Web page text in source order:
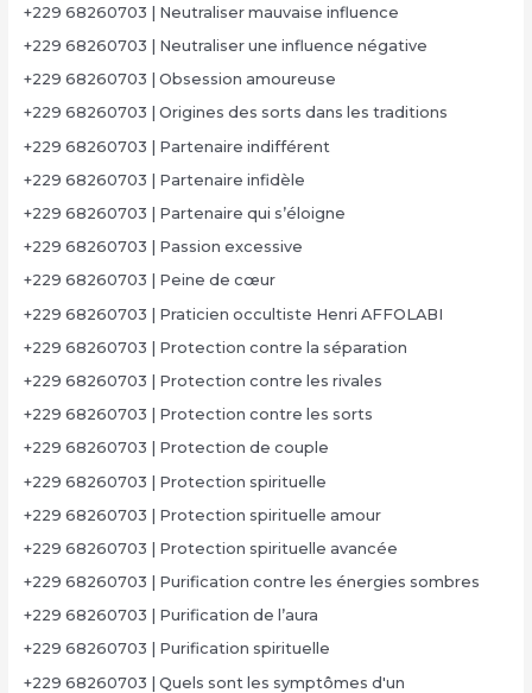
+229 68260703 | Neutraliser mauvaise influence
+229 68260703 | Neutraliser une influence négative
+229 68260703 | Obsession amoureuse
+229 68260703 | Origines des sorts dans les traditions
+229 68260703 | Partenaire indifférent
+229 68260703 | Partenaire infidèle
+229 68260703 | Partenaire qui s’éloigne
+229 68260703 | Passion excessive
+229 68260703 | Peine de cœur
+229 68260703 | Praticien occultiste Henri AFFOLABI
+229 68260703 | Protection contre la séparation
+229 68260703 | Protection contre les rivales
+229 68260703 | Protection contre les sorts
+229 68260703 | Protection de couple
+229 68260703 | Protection spirituelle
+229 68260703 | Protection spirituelle amour
+229 68260703 | Protection spirituelle avancée
+229 68260703 | Purification contre les énergies sombres
+229 68260703 | Purification de l’aura
+229 68260703 | Purification spirituelle
+229 68260703 | Quels sont les symptômes d'un